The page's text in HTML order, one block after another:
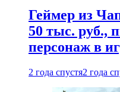
Геймер из
50 тыс. руб.,
персонаж в
2 года спустя2 года